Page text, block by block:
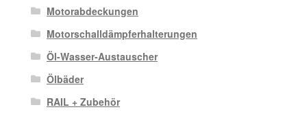
Motorabdeckungen
Motorschalldämpferhalterungen
Öl-Wasser-Austauscher
Ölbäder
RAIL + Zubehör